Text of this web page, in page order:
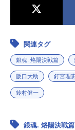
関連タグ
銀魂. 烙陽決戦篇
阪口大助 釘宮理
鈴村健一
銀魂. 烙陽決戦